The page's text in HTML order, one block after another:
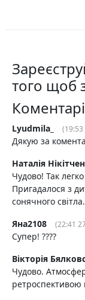
того щоб
Lyudmila_ (19:53
Дякую за
Наталія
Чудово! Так
Пригадалося з
сонячного
Яна2108
(22:41
Супер! ????
Вікторія
Чудово.
ретроспективою